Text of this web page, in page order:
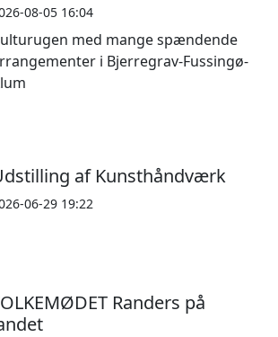
08-05 16:04
med mange spændende
i Bjerregrav-Fussingø-
af Kunsthåndværk
06-29 19:22
Randers på